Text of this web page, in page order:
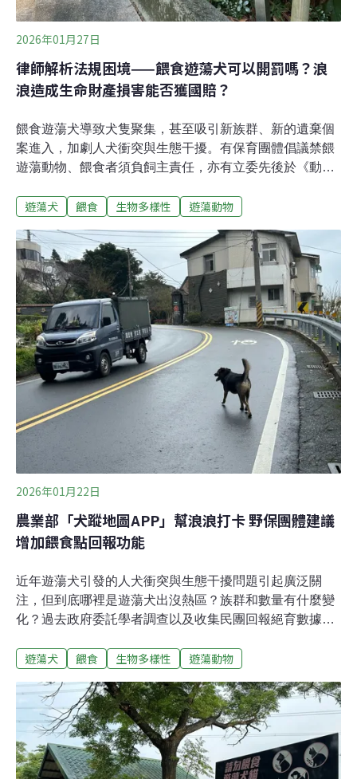
2026年01月27日
律師解析法規困境——餵食遊蕩犬可以開罰嗎？浪
浪造成生命財產損害能否獲國賠？
餵食遊蕩犬導致犬隻聚集，甚至吸引新族群、新的遺棄個
案進入，加劇人犬衝突與生態干擾。有保育團體倡議禁餵
遊蕩動物、餵食者須負飼主責任，亦有立委先後於《動保
題——現行法規是否已有類似規範？如遊蕩犬貓造成民眾
備生態背景的律師郭子信，分析法律規範的困境，以及立
委提案能否發揮作用。郭子信︰餵食行為會製造外部成
本 全民承擔郭子信向《環境資訊中心》稱，目前規範飼主
責任的法源主要為《民法》第190條[1]，也有部分法院見
解會認為《動物保護法》第7條[2]構成《民法》第184條第
2項[3]保護他人之法律。這兩條法律在適用上，面對著共
同困境——法律將動物視為個人財產，必須有明確使用、
收益或處分行為，才能被認定為飼主。
遊蕩犬 餵食 生物多樣性 遊蕩動物
2026年01月22日
農業部「犬蹤地圖APP」幫浪浪打卡 野保團體建議
增加餵食點回報功能
近年遊蕩犬引發的人犬衝突與生態干擾問題引起廣泛關
注，但到底哪裡是遊蕩犬出沒熱區？族群和數量有什麼變
化？過去政府委託學者調查以及收集民團回報絕育數據，
農業部開發「犬蹤地圖APP」，民眾可透過手機即時拍攝
而走行動聯盟認為，APP功能略嫌不足，比如只能以手機
即時定點拍攝遊蕩犬，沒法先拍照後上傳資料；亦認為餵
食點與犬隻聚集、人犬衝突有關，建議可附加回報餵食
點。民眾即時拍攝回報遊蕩犬出沒 地圖會標註資料農業部
21日公布開發「犬蹤地圖APP」，使用者僅需註冊手機號
遊蕩犬 餵食 生物多樣性 遊蕩動物